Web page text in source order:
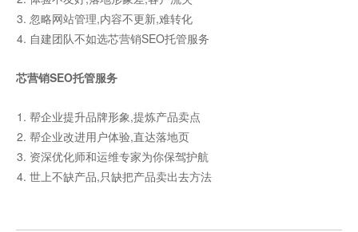
忽略网站管理,内容不更新,难转化
自建团队不如选芯营销SEO托管服务
芯营销SEO托管服务
帮企业提升品牌形象,提炼产品卖点
帮企业改进用户体验,直达落地页
资深优化师和运维专家为你保驾护航
世上不缺产品,只缺把产品卖出去方法